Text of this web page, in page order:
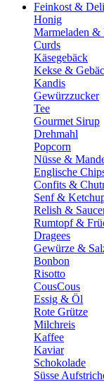
Feinkost &
Honig
Marmeladen &
Curds
Käsegebäck
Kekse &
Kandis
Gewürzzucker
Tee
Gourmet Sirup
Drehmahl
Popcorn
Nüsse &
Englische
Confits &
Senf &
Relish &
Rumtopf &
Dragees
Gewürze &
Bonbon
Risotto
CousCous
Essig & Öl
Rote Grütze
Milchreis
Kaffee
Kaviar
Schokolade
Süsse